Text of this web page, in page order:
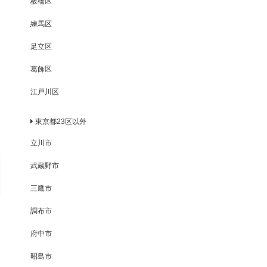
練馬区
足立区
葛飾区
江戸川区
東京都23区以外
立川市
武蔵野市
三鷹市
調布市
府中市
昭島市